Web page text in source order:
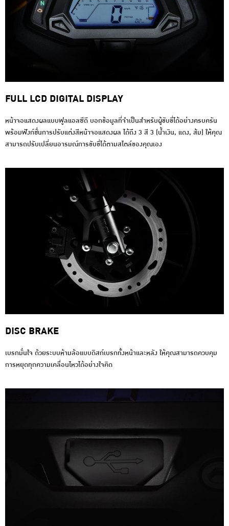
FULL LCD DIGITAL DISPLAY
หน้าจอแสดงผลแบบฟูลแอลซีดี บอกข้อมูลที่จำเป็นสำหรับผู้ขับขี่ได้อย่างครบครัน
พร้อมฟังก์ชั่นการปรับแต่งสีหน้าจอแสดงผล ได้ถึง 3 สี 3 (น้ำเงิน, แดง, ส้ม) ให้คุณ
สามารถปรับเปลี่ยนอารมณ์การขับขี่ได้ตามสไตล์ของคุณเอง
DISC BRAKE
เบรกมั่นใจ ด้วยระบบห้ามล้อแบบดิสก์เบรกทั้งหน้าและหลัง ให้คุณสามารถควบคุม
การหยุดทุกความเคลื่อนไหวได้อย่างใจคิด